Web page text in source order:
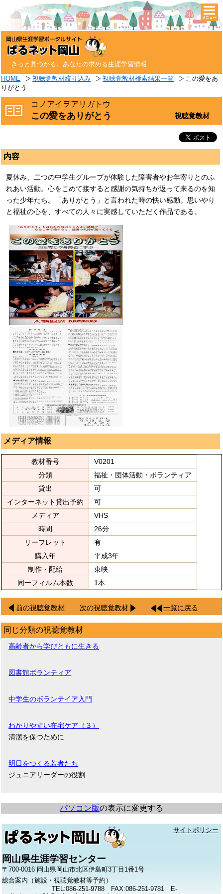
きっと見つかる。あなたの求める生涯学習情報
HOME 視聴覚教材絞り込み 視聴覚教材検索結果一覧
この愛をあ
りがとう
コノアイヲアリガトウ
この愛をありがとう 視聴覚教材
内容
夏休み、二つの中学生グループが体験した障害者やお年寄りとのふ
れあい活動。心をこめて接すると感謝の気持ちが返って来るのを知
った少年たち。「ありがとう」と言われた時の快い感動。思いやり
と福祉の心を、すべての人々に実感していただく作品である。
メディア情報
教材番号
V0201
分類
福祉・団体活動・ボランティア
貸出
可
インターネット貸出予約
可
メディア
VHS
時間
26分
リーフレット
有
購入年
平成3年
制作・配給
東映
同一フィルム本数
1本
前の視聴覚教材 次の視聴覚教材 一覧に戻る
同じ分類の視聴覚教材
高齢者から学びともに生きる
図書館ボランティア
中学生のボランテイア入門
わかりやすい在宅ケア（３）
清潔を保つために
明日をつくる若者たち
ジュニアリーダーの役割
パソコン版の表示に変更する
サイトポリシー
岡山県生涯学習センター
〒700-0016 岡山県岡山市北区伊島町3丁目1番1号
総合案内（施設・視聴覚教材等予約）
TEL:086-251-9788 FAX:086-251-9781 E-